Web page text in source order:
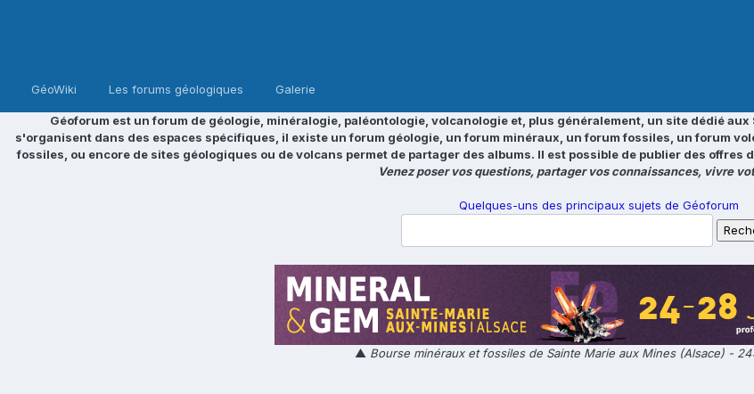
GéoWiki Les forums géologiques Galerie
Géoforum est un forum de géologie, minéralogie, paléontologie, volcanologie et, plus généralement, un site dédié
s'organisent dans des espaces spécifiques, il existe un forum géologie, un forum minéraux, un forum fossiles, un forum
fossiles, ou encore de sites géologiques ou de volcans permet de partager des albums. Il est possible de publier des
Venez poser vos questions, partager vos connaissances, vivre
Quelques-uns des principaux sujets de Géoforum
▲ Bourse minéraux et fossiles de Sainte Marie aux Mines (Alsace) -